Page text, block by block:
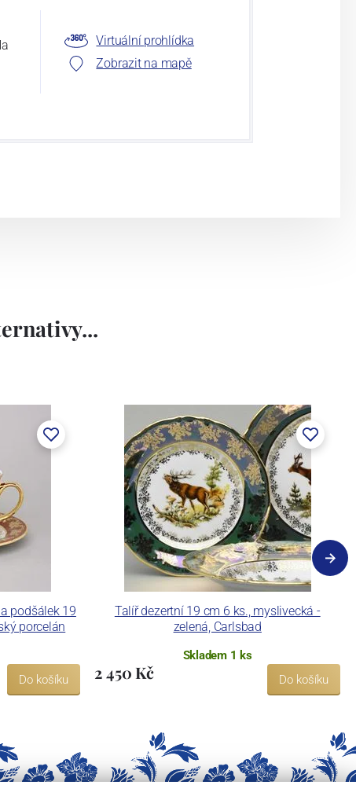
Virtuální prohlídka
Zobrazit na mapě
podšálek 19
porcelán
Do košíku
Talíř dezertní 19 cm 6 ks., myslivecká -
zelená, Carlsbad
Skladem 1 ks
2 450 Kč Do košíku